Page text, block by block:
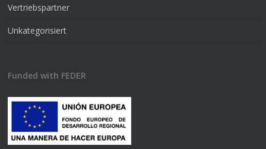
Vertriebspartner
Unkategorisiert
Funded with FEDER